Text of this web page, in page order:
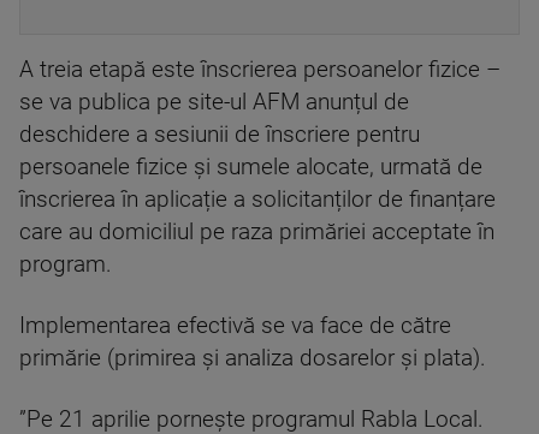
A treia etapă este înscrierea persoanelor fizice –
se va publica pe site-ul AFM anunțul de
deschidere a sesiunii de înscriere pentru
persoanele fizice și sumele alocate, urmată de
înscrierea în aplicație a solicitanților de finanțare
care au domiciliul pe raza primăriei acceptate în
program.
Implementarea efectivă se va face de către
primărie (primirea și analiza dosarelor și plata).
”Pe 21 aprilie pornește programul Rabla Local.